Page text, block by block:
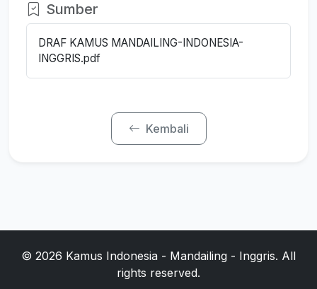
Sumber
DRAF KAMUS MANDAILING-INDONESIA-
INGGRIS.pdf
Kembali
© 2026 Kamus Indonesia - Mandailing - Inggris. All
rights reserved.